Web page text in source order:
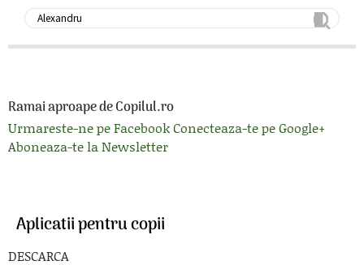
Ramai aproape de Copilul.ro
Urmareste-ne pe FacebookConecteaza-te pe Google+
Aboneaza-te la Newsletter
Aplicatii pentru copii
DESCARCA